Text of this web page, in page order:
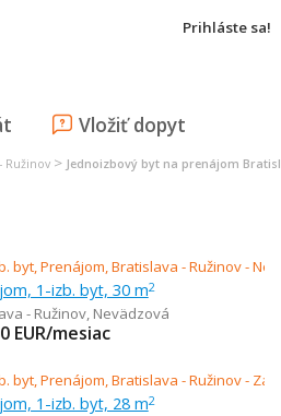
Prihláste sa!
Vložiť dopyt
Ružinov > Jednoizbový byt na prenájom
1-izb. byt, 30 m2
- Ružinov, Nevädzová
EUR/mesiac
1-izb. byt, 28 m2